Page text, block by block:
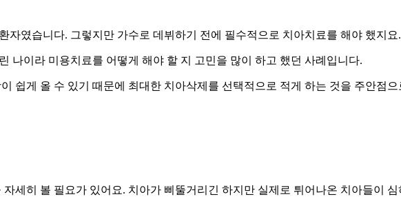
자였습니다. 그렇지만 가수로 데뷔하기 전에 필수적으로 치아치료를 해야 했지요.
나이라 미용치료를 어떻게 해야 할 지 고민을 많이 하고 했던 사례입니다.
쉽게 올 수 있기 때문에 최대한 치아삭제를 선택적으로 적게 하는 것을 주안점
세히 볼 필요가 있어요. 치아가 삐뚤거리긴 하지만 실제로 튀어나온 치아들이